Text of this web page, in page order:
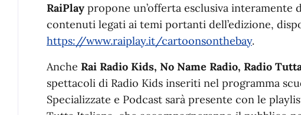
RaiPlay propone un’offerta esclusiva interamente
contenuti legati ai temi portanti dell’edizione,
https://www.raiplay.it/cartoonsonthebay.
Anche Rai Radio Kids, No Name Radio, Radio
spettacoli di Radio Kids inseriti nel programma
Specializzate e Podcast sarà presente con le